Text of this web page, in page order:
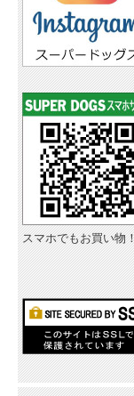
スマホでもお買い物！